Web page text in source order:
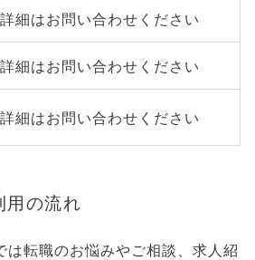
細はお問い合わせください
細はお問い合わせください
細はお問い合わせください
用の流れ
は転職のお悩みやご相談、求人紹